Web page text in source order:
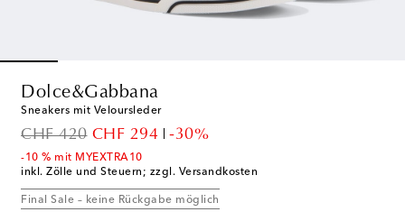
Dolce&Gabbana
Sneakers mit Veloursleder
CHF 420
original priceCHF 294
discount price
-30%
-10 % mit MYEXTRA10
inkl. Zölle und Steuern; zzgl. Versandkosten
Final Sale – keine Rückgabe möglich